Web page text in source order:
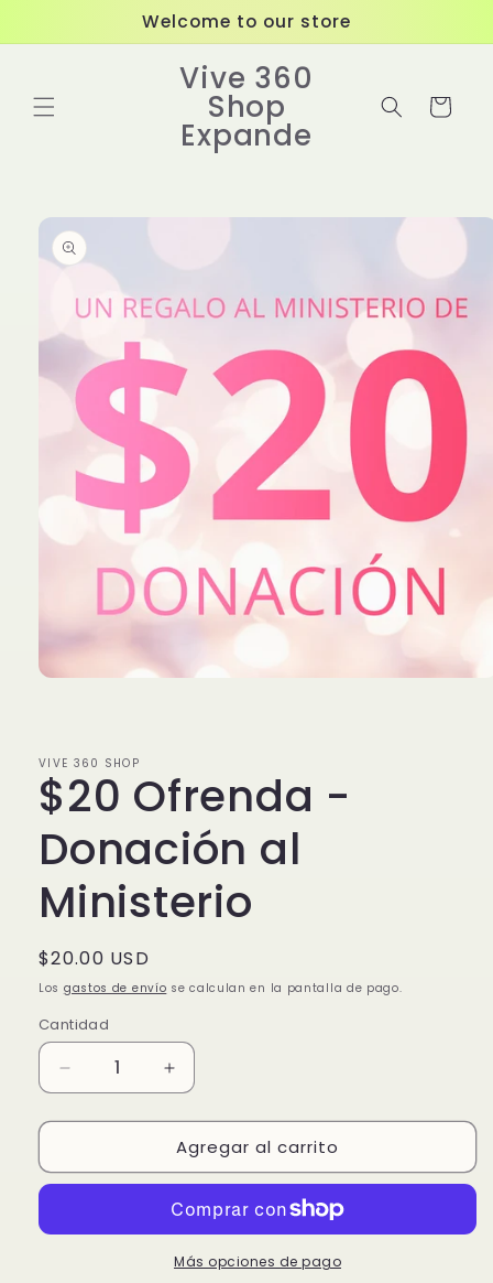
al contenido
Welcome to our store
Vive 360
Shop
Expande
Carrito
directamente
información
del producto
una
ventana
modal
VIVE 360 SHOP
$20 Ofrenda -
Donación al
Ministerio
Precio
habitual
$20.00 USD
Los gastos de envío se calculan en la pantalla de pago.
Cantidad
Reducir
cantidad
para
Ofrenda
al
Aumentar
cantidad
para
$20
Ofrenda
Donación
al
Ministerio
Agregar al carrito
Más opciones de pago